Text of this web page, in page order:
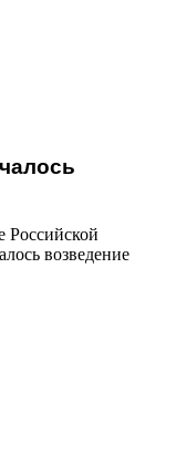
Российской
возведение